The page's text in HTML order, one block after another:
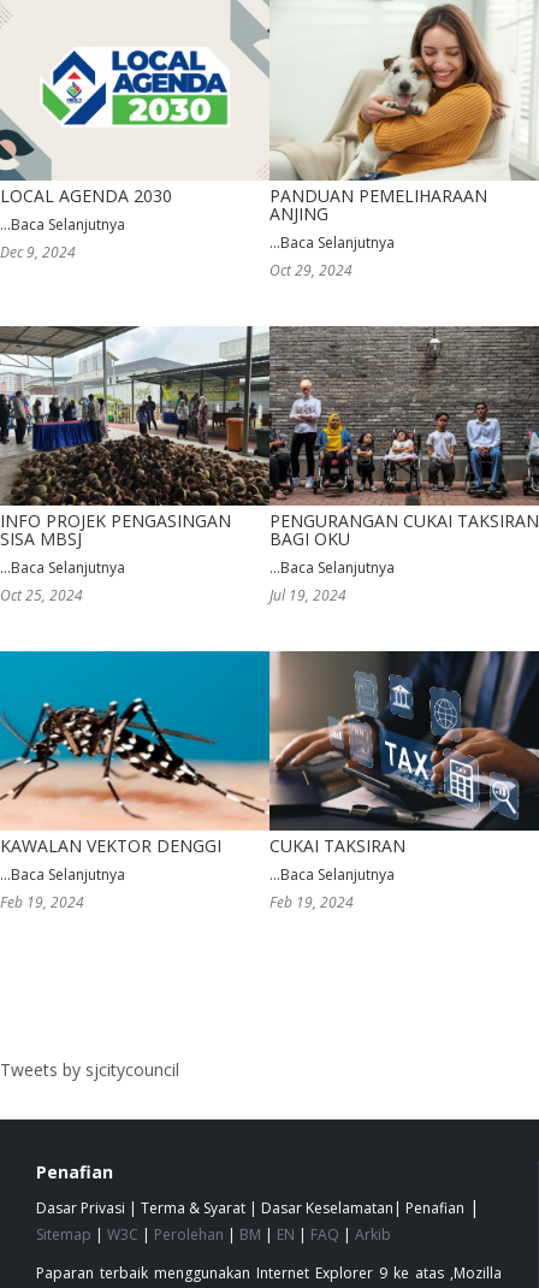
LOCAL AGENDA 2030
...Baca Selanjutnya
Dec 9, 2024
PANDUAN PEMELIHARAAN
ANJING
...Baca Selanjutnya
Oct 29, 2024
INFO PROJEK PENGASINGAN
SISA MBSJ
...Baca Selanjutnya
Oct 25, 2024
PENGURANGAN CUKAI TAKSIRAN
BAGI OKU
...Baca Selanjutnya
Jul 19, 2024
KAWALAN VEKTOR DENGGI
...Baca Selanjutnya
Feb 19, 2024
CUKAI TAKSIRAN
...Baca Selanjutnya
Feb 19, 2024
Tweets by sjcitycouncil
Penafian
Dasar Privasi | Terma & Syarat | Dasar Keselamatan | Penafian |
Sitemap | W3C | Perolehan | BM | EN | FAQ | Arkib
Paparan terbaik menggunakan Internet Explorer 9 ke atas ,Mozilla